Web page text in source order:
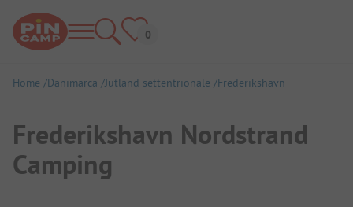
Home Danimarca Jutland settentrionale Frederikshavn
Frederikshavn Nordstrand
Camping